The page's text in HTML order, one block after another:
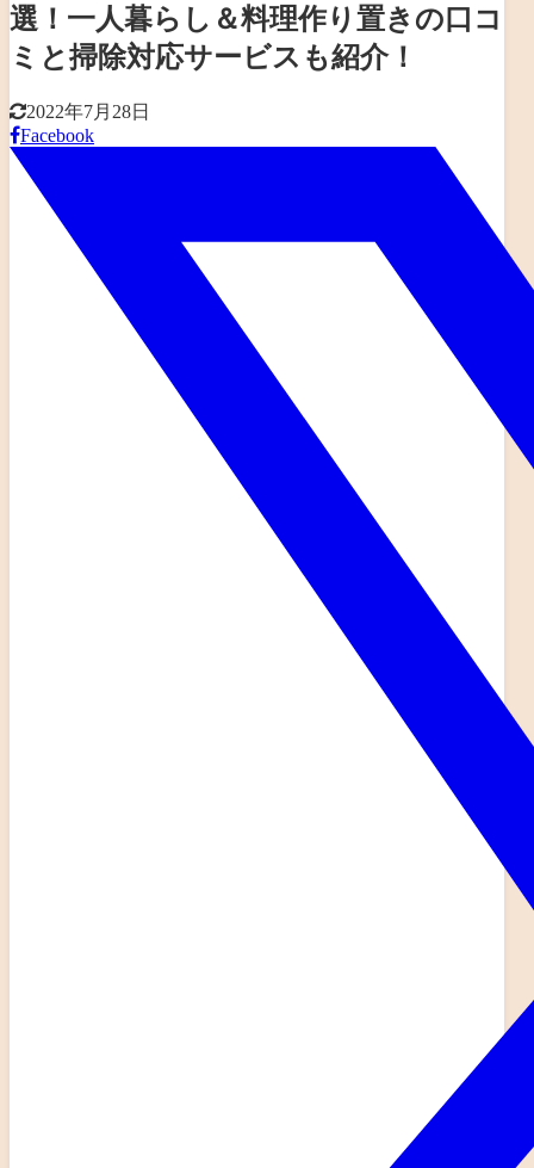
選！一人暮らし＆料理作り置きの口コ
ミと掃除対応サービスも紹介！
2022年7月28日
Facebook